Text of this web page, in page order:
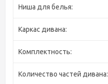
Ниша для белья:
Каркас дивана:
Комплектность:
Количество частей дивана: